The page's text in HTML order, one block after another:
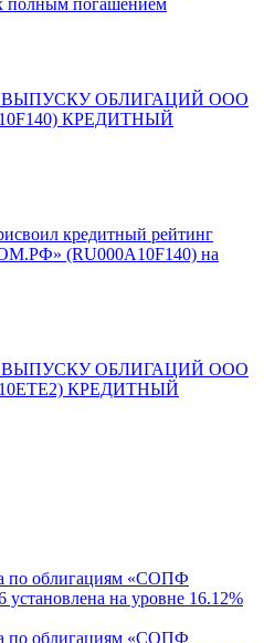
без подтверждения
полным погашением
ОБЛИГАЦИЙ ООО
кредитный рейтинг
ОБЛИГАЦИЙ ООО